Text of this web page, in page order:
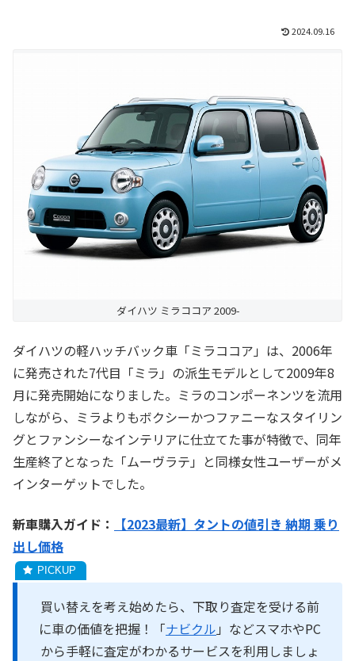
2024.09.16
ダイハツ ミラココア 2009-
ダイハツの軽ハッチバック車「ミラココア」は、2006年
に発売された7代目「ミラ」の派生モデルとして2009年8
月に発売開始になりました。ミラのコンポーネンツを流用
しながら、ミラよりもボクシーかつファニーなスタイリン
グとファンシーなインテリアに仕立てた事が特徴で、同年
生産終了となった「ムーヴラテ」と同様女性ユーザーがメ
インターゲットでした。
新車購入ガイド：
【2023最新】タントの値引き 納期 乗り
出し価格
買い替えを考え始めたら、下取り査定を受ける前
に車の価値を把握！「ナビクル 」などスマホやPC
から手軽に査定がわかるサービスを利用しましょ